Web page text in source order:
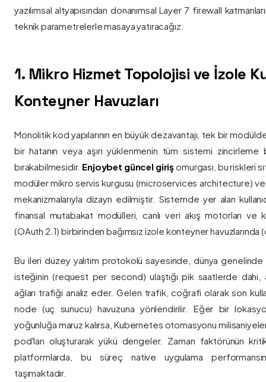
yazılımsal altyapısından donanımsal Layer 7 firewall
teknik parametrelerle masaya yatıracağız.
1. Mikro Hizmet Topolojisi ve İzole
Konteyner Havuzları
Monolitik kod yapılarının en büyük dezavantajı, tek bir
bir hatanın veya aşırı yüklenmenin tüm sistemi zincirleme
bırakabilmesidir. Enjoybet güncel giriş omurgası, bu riskleri
modüler mikro servis kurgusu (microservices architecture)
mekanizmalarıyla dizayn edilmiştir. Sistemde yer alan
finansal mutabakat modülleri, canlı veri akış motorları ve
(OAuth 2.1) birbirinden bağımsız izole konteyner havuzlarında
Bu ileri düzey yalıtım protokolü sayesinde, dünya genelinde
isteğinin (request per second) ulaştığı pik saatlerde dahi,
ağları trafiği analiz eder. Gelen trafik, coğrafi olarak son
node (uç sunucu) havuzuna yönlendirilir. Eğer bir
yoğunluğa maruz kalırsa, Kubernetes otomasyonu
pod'ları oluşturarak yükü dengeler. Zaman faktörünün
platformlarda, bu süreç native uygulama
taşımaktadır.